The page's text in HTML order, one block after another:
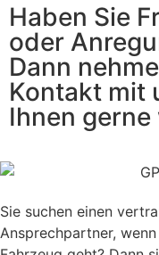
Haben Sie
oder
Dann
Kontakt mit
Ihnen gerne
Sie suchen einen
Ansprechpartner,